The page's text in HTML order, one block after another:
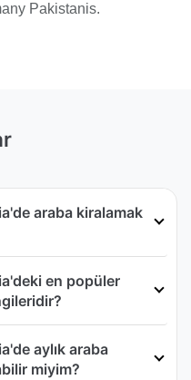
Pakistanis.
araba kiralamak
en popüler
aylık araba
miyim?